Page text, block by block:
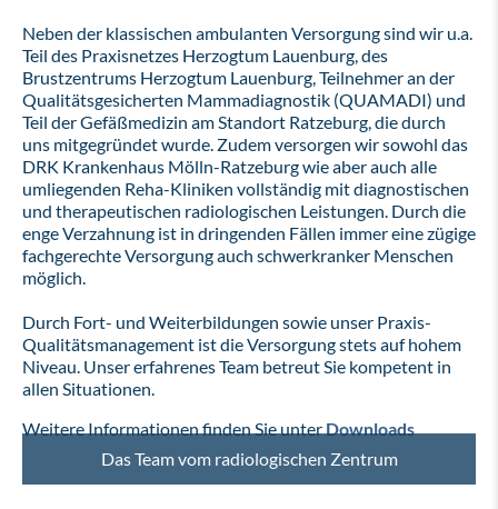
Neben der klassischen ambulanten Versorgung sind wir u.a.
Teil des Praxisnetzes Herzogtum Lauenburg, des
Brustzentrums Herzogtum Lauenburg, Teilnehmer an der
Qualitätsgesicherten Mammadiagnostik (QUAMADI) und
Teil der Gefäßmedizin am Standort Ratzeburg, die durch
uns mitgegründet wurde. Zudem versorgen wir sowohl das
DRK Krankenhaus Mölln-Ratzeburg wie aber auch alle
umliegenden Reha-Kliniken vollständig mit diagnostischen
und therapeutischen radiologischen Leistungen. Durch die
enge Verzahnung ist in dringenden Fällen immer eine zügige
fachgerechte Versorgung auch schwerkranker Menschen
möglich.
Durch Fort- und Weiterbildungen sowie unser Praxis-
Qualitätsmanagement ist die Versorgung stets auf hohem
Niveau. Unser erfahrenes Team betreut Sie kompetent in
allen Situationen.
Weitere Informationen finden Sie unterDownloads
Das Team vom radiologischen Zentrum